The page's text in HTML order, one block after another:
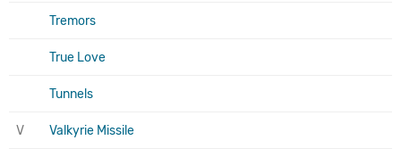
Tremors
True Love
Tunnels
V Valkyrie Missile